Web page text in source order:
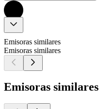
Emisoras similares
Emisoras similares
Emisoras similares